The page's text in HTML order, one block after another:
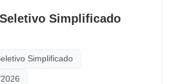
Simplificado
Simplificado